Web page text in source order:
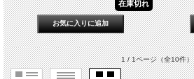
在庫切れ
1 / 1ページ（全10件）